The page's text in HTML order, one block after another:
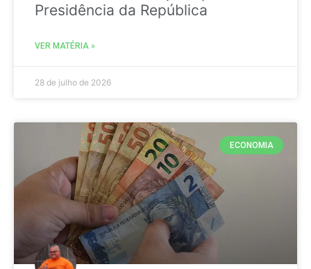
Presidência da República
VER MATÉRIA »
28 de julho de 2026
ECONOMIA